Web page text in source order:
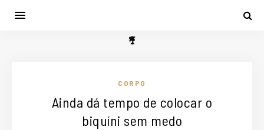
CORPO
Ainda dá tempo de colocar o
biquíni sem medo